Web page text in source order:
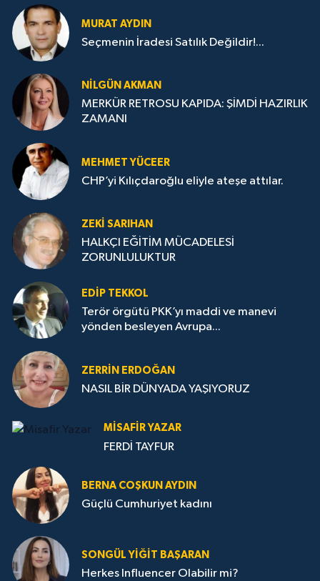
MURAT AYDIN
Seçmenin İradesi Satılık Değildir!...
NILGÜN AKMAN
MERKÜR RETROSU KAPIDA: ŞİMDİ HAZIRLIK
ZAMANI
MEHMET YÜCEER
CHP’yi Kılıçdaroğlu eliyle ateşe attılar.
ZEKI SARIHAN
HALKÇI EĞİTİM MÜCADELESİ
ZORUNLULUKTUR
EDIP TEKKOL
Terör örgütü PKK’yı maddi ve manevi
yönden besleyen Avrupa...
ZERRIN ERDOĞAN
NASIL BİR DÜNYADA YAŞIYORUZ
MISAFIR YAZAR
FERDİ TAYFUR
BERNA COŞKUN AYDIN
Güçlü Cumhuriyet kadını
SONGÜL YIĞIT BAŞARAN
Herkes Influencer Olabilir mi?